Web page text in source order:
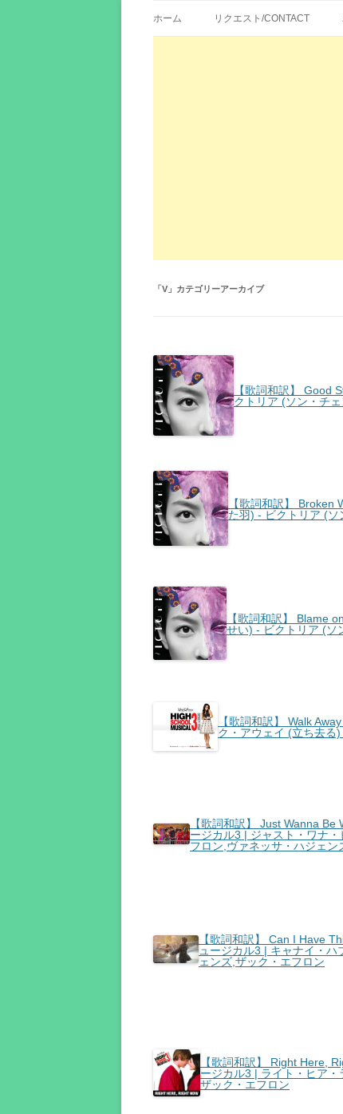
エイカシ | 洋楽歌
ホーム リクエスト/CONTACT
「V 」カテゴリーアーカイブ
【歌詞和訳】 Good
クトリア (ソン・チ
【歌詞和訳】
た羽) - ビクトリア (ソ
【歌詞和訳】 Blame
せい) - ビクトリア (ソ
【歌詞和訳】 Walk
ク・アウェイ (立ち去る
【歌詞和訳】 Just Wanna
ージカル3 | ジャスト・ワナ
フロン,ヴァネッサ・ハジェ
【歌詞和訳】 Can I Have
ュージカル3 | キャナイ・
ェンズ,ザック・エフロン
【歌詞和訳】 Right Here,
ージカル3 | ライト・ヒア
ザック・エフロン